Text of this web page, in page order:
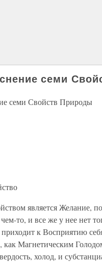
семи
семи Свойств Природы
является Желание,
то, и все же у нее нет
к Восприятию
Магнетическим
холод, и